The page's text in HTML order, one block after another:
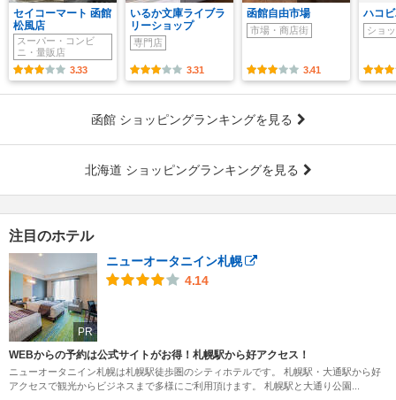
セイコーマート 函館
松風店
スーパー・コンビ
ニ・量販店
3.33
いるか文庫ライブラ
リーショップ
専門店
3.31
函館自由市場
市場・商店街
3.41
ハコ
ショ
函館 ショッピングランキングを見る
北海道 ショッピングランキングを見る
注目のホテル
PR
ニューオータニイン札幌
4.14
WEBからの予約は公式サイトがお得！札幌駅から好アクセス！
ニューオータニイン札幌は札幌駅徒歩圏のシティホテルです。 札幌駅・大通駅から好
アクセスで観光からビジネスまで多様にご利用頂けます。 札幌駅と大通り公園...